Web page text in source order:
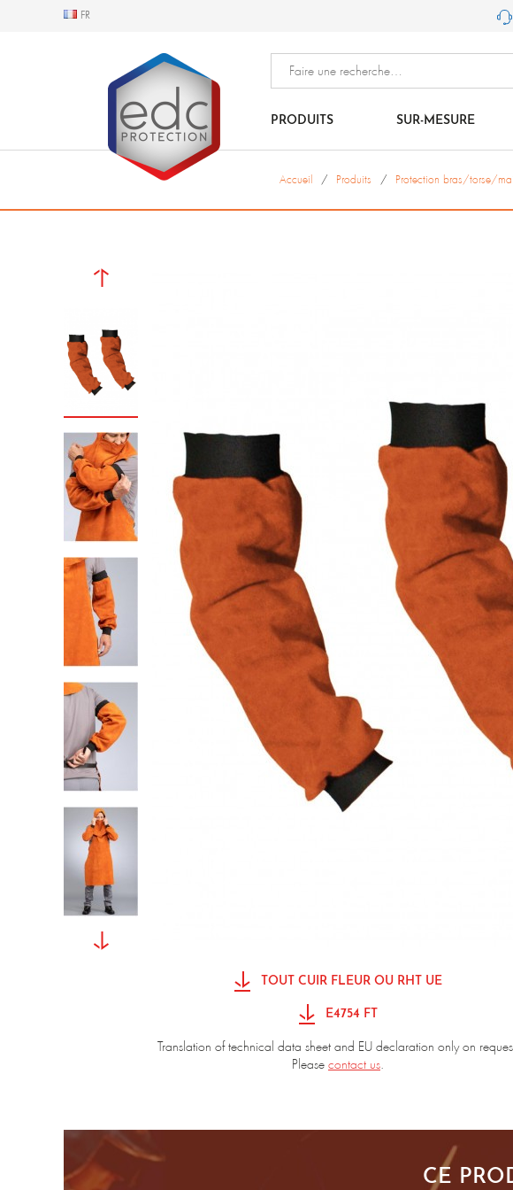
FR
FR
PRODUITS SUR-MESURE
Accueil Produits Protection bras/torse/
TOUT CUIR FLEUR OU RHT UE
E4754 FT
Translation of technical data sheet and EU declaration only on
Please contact us.
CE